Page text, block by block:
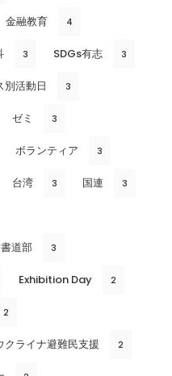
金融教育 4
3 SDGs有志 3
別活動日 3
ゼミ 3
ボランティア 3
台湾 3 国連 3
書道部 3
Exhibition Day 2
2
クライナ避難民支援 2